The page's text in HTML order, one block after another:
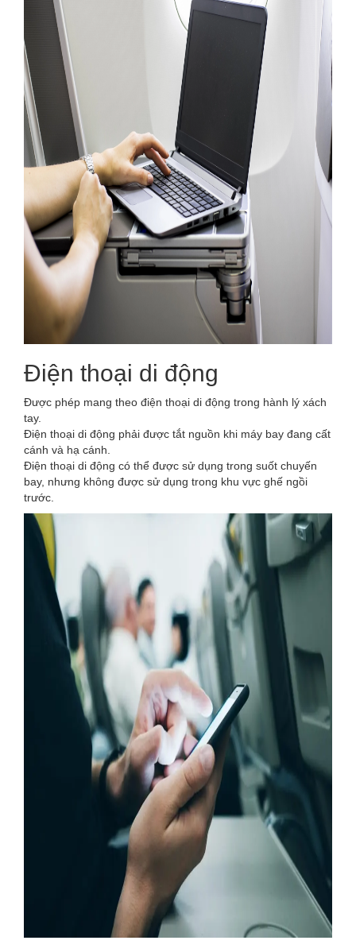
Điện thoại di động
Được phép mang theo điện thoại di động trong hành lý xách
tay.
Điện thoại di động phải được tắt nguồn khi máy bay đang cất
cánh và hạ cánh.
Điện thoại di động có thể được sử dụng trong suốt chuyến
bay, nhưng không được sử dụng trong khu vực ghế ngồi
trước.